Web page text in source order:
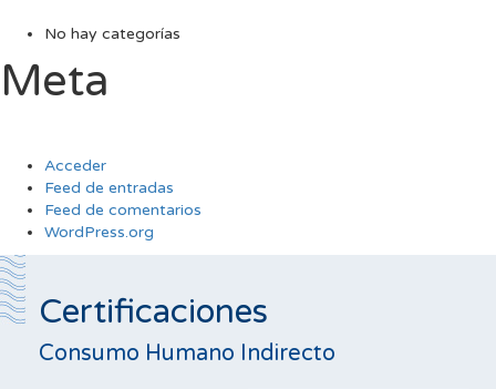
No hay categorías
Meta
Acceder
Feed de entradas
Feed de comentarios
WordPress.org
Certificaciones
Consumo Humano Indirecto